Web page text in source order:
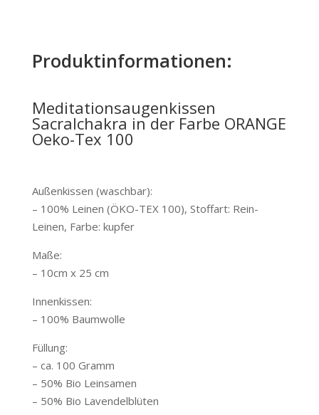
Produktinformationen:
Meditationsaugenkissen
Sacralchakra in der Farbe ORANGE
Oeko-Tex 100
Außenkissen (waschbar):
– 100% Leinen (ÖKO-TEX 100), Stoffart: Rein-
Leinen, Farbe: kupfer
Maße:
– 10cm x 25 cm
Innenkissen:
– 100% Baumwolle
Füllung:
– ca. 100 Gramm
– 50% Bio Leinsamen
– 50% Bio Lavendelblüten